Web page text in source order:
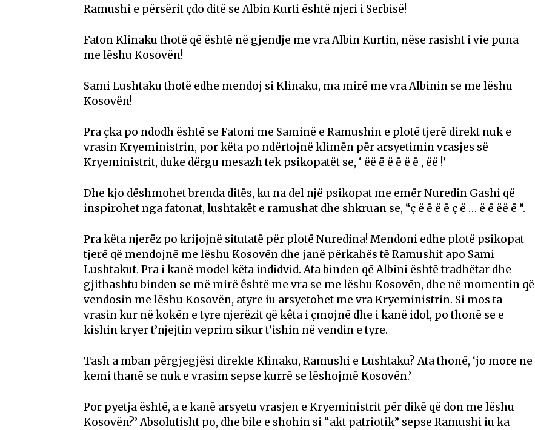
Ramushi e përsërit çdo ditë se Albin Kurti është njeri i Serbisë!
Faton Klinaku thotë që është në gjendje me vra Albin Kurtin, nëse rasisht i vie puna
me lëshu Kosovën!
Sami Lushtaku thotë edhe mendoj si Klinaku, ma mirë me vra Albinin se me lëshu
Kosovën!
Pra çka po ndodh është se Fatoni me Saminë e Ramushin e plotë tjerë direkt nuk e
vrasin Kryeministrin, por këta po ndërtojnë klimën për arsyetimin vrasjes së
Kryeministrit, duke dërgu mesazh tek psikopatët se, ‘ ëë ë ë ë ë ë , ëë !’
Dhe kjo dëshmohet brenda ditës, ku na del një psikopat me emër Nuredin Gashi që
inspirohet nga fatonat, lushtakët e ramushat dhe shkruan se, “ç ë ë ë ë ç ë … ë ë ëë ë ”.
Pra këta njerëz po krijojnë situtatë për plotë Nuredina! Mendoni edhe plotë psikopat
tjerë që mendojnë me lëshu Kosovën dhe janë përkahës të Ramushit apo Sami
Lushtakut. Pra i kanë model këta indidvid. Ata binden që Albini është tradhëtar dhe
gjithashtu binden se më mirë êshtë me vra se me lëshu Kosovën, dhe në momentin që
vendosin me lëshu Kosovën, atyre iu arsyetohet me vra Kryeministrin. Si mos ta
vrasin kur në kokën e tyre njerëzit që kêta i çmojnë dhe i kanë idol, po thonë se e
kishin kryer t’njejtin veprim sikur t’ishin në vendin e tyre.
Tash a mban përgjegjësi direkte Klinaku, Ramushi e Lushtaku? Ata thonë, ‘jo more ne
kemi thanë se nuk e vrasim sepse kurrë se lëshojmë Kosovën.’
Por pyetja është, a e kanë arsyetu vrasjen e Kryeministrit për dikë që don me lëshu
Kosovën?’ Absolutisht po, dhe bile e shohin si “akt patriotik” sepse Ramushi iu ka